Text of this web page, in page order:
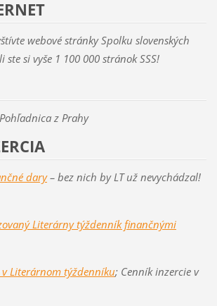
webové stránky Spolku slovenských
ste si vyše 1 100 000 stránok SSS!
Pohľadnica z Prahy
dary– bez nich by LT už nevychádzal!
Literárny týždenník finančnými
Literárnom týždenníku; Cenník inzercie v